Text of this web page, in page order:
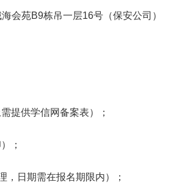
会苑B9栋吊一层16号（保安公司）
提供学信网备案表）；
；
，日期需在报名期限内）；